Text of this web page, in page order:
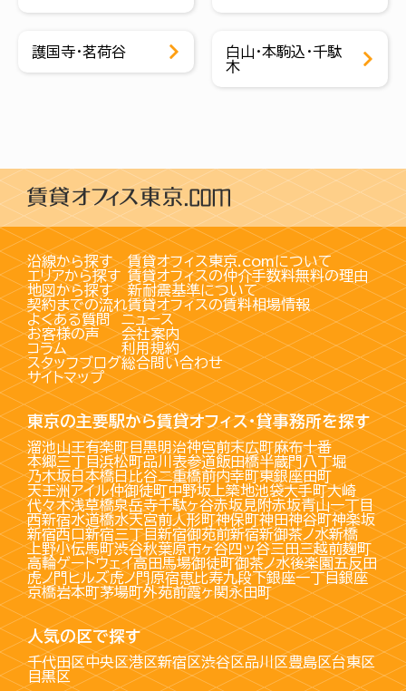
護国寺・茗荷谷
白山・本駒込・千駄
木
沿線から探す
エリアから探す
地図から探す
契約までの流れ
賃貸オフィス東京.comについて
賃貸オフィスの仲介手数料無料の理由
新耐震基準について
賃貸オフィスの賃料相場情報
よくある質問
お客様の声
コラム
スタッフブログ
サイトマップ
ニュース
会社案内
利用規約
総合問い合わせ
東京の主要駅から賃貸オフィス・貸事務所を探す
溜池山王有楽町目黒明治神宮前末広町麻布十番
本郷三丁目浜松町品川 表参道飯田橋半蔵門八丁堀
乃木坂日本橋日比谷二重橋前内幸町東銀座田町
天王洲アイル仲御徒町中野坂上築地池袋大手町大崎
代々木浅草橋泉岳寺千駄ヶ谷赤坂見附赤坂青山一丁目
西新宿水道橋水天宮前人形町神保町神田神谷町神楽坂
新宿西口新宿三丁目新宿御苑前新宿新御茶ノ水新橋
上野小伝馬町渋谷秋葉原市ヶ谷四ッ谷三田三越前麹町
高輪ゲートウェイ高田馬場御徒町御茶ノ水後楽園五反田
虎ノ門ヒルズ虎ノ門原宿恵比寿九段下銀座一丁目銀座
京橋岩本町茅場町外苑前霞ヶ関永田町
人気の区で探す
千代田区中央区港区新宿区渋谷区品川区豊島区台東区
目黒区